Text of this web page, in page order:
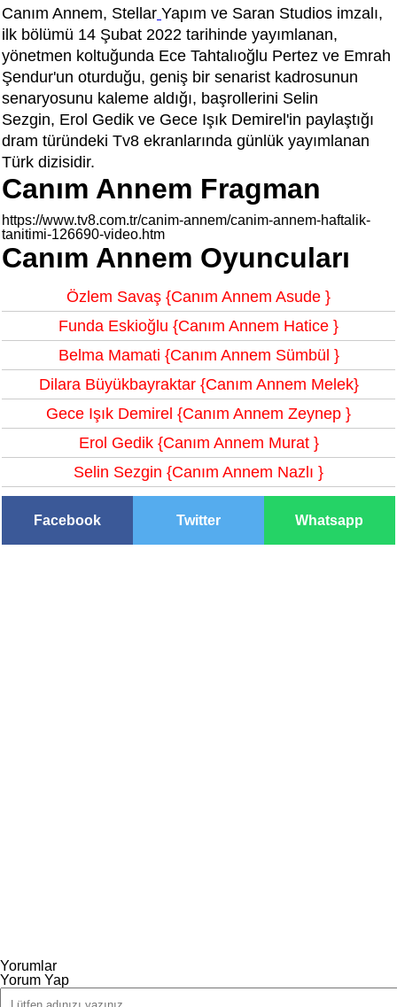
Canım Annem, Stellar Yapım ve Saran Studios imzalı,
ilk bölümü 14 Şubat 2022 tarihinde yayımlanan,
yönetmen koltuğunda Ece Tahtalıoğlu Pertez ve Emrah
Şendur'un oturduğu, geniş bir senarist kadrosunun
senaryosunu kaleme aldığı, başrollerini Selin
Sezgin, Erol Gedik ve Gece Işık Demirel'in paylaştığı
dram türündeki Tv8 ekranlarında günlük yayımlanan
Türk dizisidir.
Canım Annem Fragman
https://www.tv8.com.tr/canim-annem/canim-annem-haftalik-
tanitimi-126690-video.htm
Canım Annem Oyuncuları
Özlem Savaş {Canım Annem Asude }
Funda Eskioğlu {Canım Annem Hatice }
Belma Mamati {Canım Annem Sümbül }
Dilara Büyükbayraktar {Canım Annem Melek}
Gece Işık Demirel {Canım Annem Zeynep }
Erol Gedik {Canım Annem Murat }
Selin Sezgin {Canım Annem Nazlı }
Facebook Twitter Whatsapp
Yorumlar
Yorum Yap